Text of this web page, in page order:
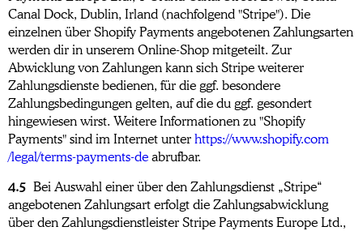
Canal Dock, Dublin, Irland (nachfolgend "Stripe"). Die
einzelnen über Shopify Payments angebotenen Zahlungsarten
werden dir in unserem Online-Shop mitgeteilt. Zur
Abwicklung von Zahlungen kann sich Stripe weiterer
Zahlungsdienste bedienen, für die ggf. besondere
Zahlungsbedingungen gelten, auf die du ggf. gesondert
hingewiesen wirst. Weitere Informationen zu "Shopify
Payments" sind im Internet unter https://www.shopify.com
/legal/terms-payments-de abrufbar.
4.5 Bei Auswahl einer über den Zahlungsdienst „Stripe“
angebotenen Zahlungsart erfolgt die Zahlungsabwicklung
über den Zahlungsdienstleister Stripe Payments Europe Ltd.,